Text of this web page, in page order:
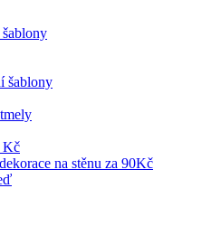
šablony
Kč
na stěnu za 90Kč